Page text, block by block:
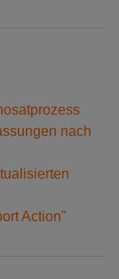
nach
Action"